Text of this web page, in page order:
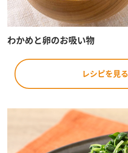
わかめと卵のお吸い物
レシピを見る